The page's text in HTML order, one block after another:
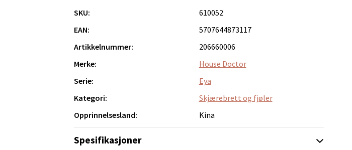
SKU:
610052
EAN:
5707644873117
Artikkelnummer:
206660006
Merke:
House Doctor
Serie:
Eya
Kategori:
Skjærebrett og fjøler
Opprinnelsesland:
Kina
Spesifikasjoner